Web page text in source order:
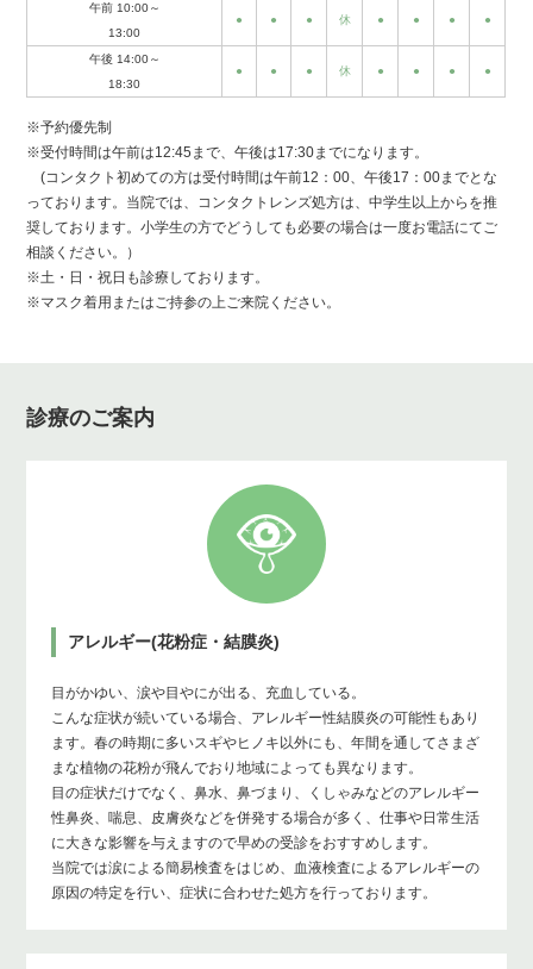
午前 10:00～
13:00
● ● ● 休 ● ● ● ●
午後 14:00～
18:30
● ● ● 休 ● ● ● ●
※予約優先制
※受付時間は午前は12:45まで、午後は17:30までになります。
(コンタクト初めての方は受付時間は午前12：00、午後17：00までとな
っております。当院では、コンタクトレンズ処方は、中学生以上からを推
奨しております。小学生の方でどうしても必要の場合は一度お電話にてご
相談ください。）
※土・日・祝日も診療しております。
※マスク着用またはご持参の上ご来院ください。
診療のご案内
アレルギー(花粉症・結膜炎)
目がかゆい、涙や目やにが出る、充血している。
こんな症状が続いている場合、アレルギー性結膜炎の可能性もあり
ます。春の時期に多いスギやヒノキ以外にも、年間を通してさまざ
まな植物の花粉が飛んでおり地域によっても異なります。
目の症状だけでなく、鼻水、鼻づまり、くしゃみなどのアレルギー
性鼻炎、喘息、皮膚炎などを併発する場合が多く、仕事や日常生活
に大きな影響を与えますので早めの受診をおすすめします。
当院では涙による簡易検査をはじめ、血液検査によるアレルギーの
原因の特定を行い、症状に合わせた処方を行っております。